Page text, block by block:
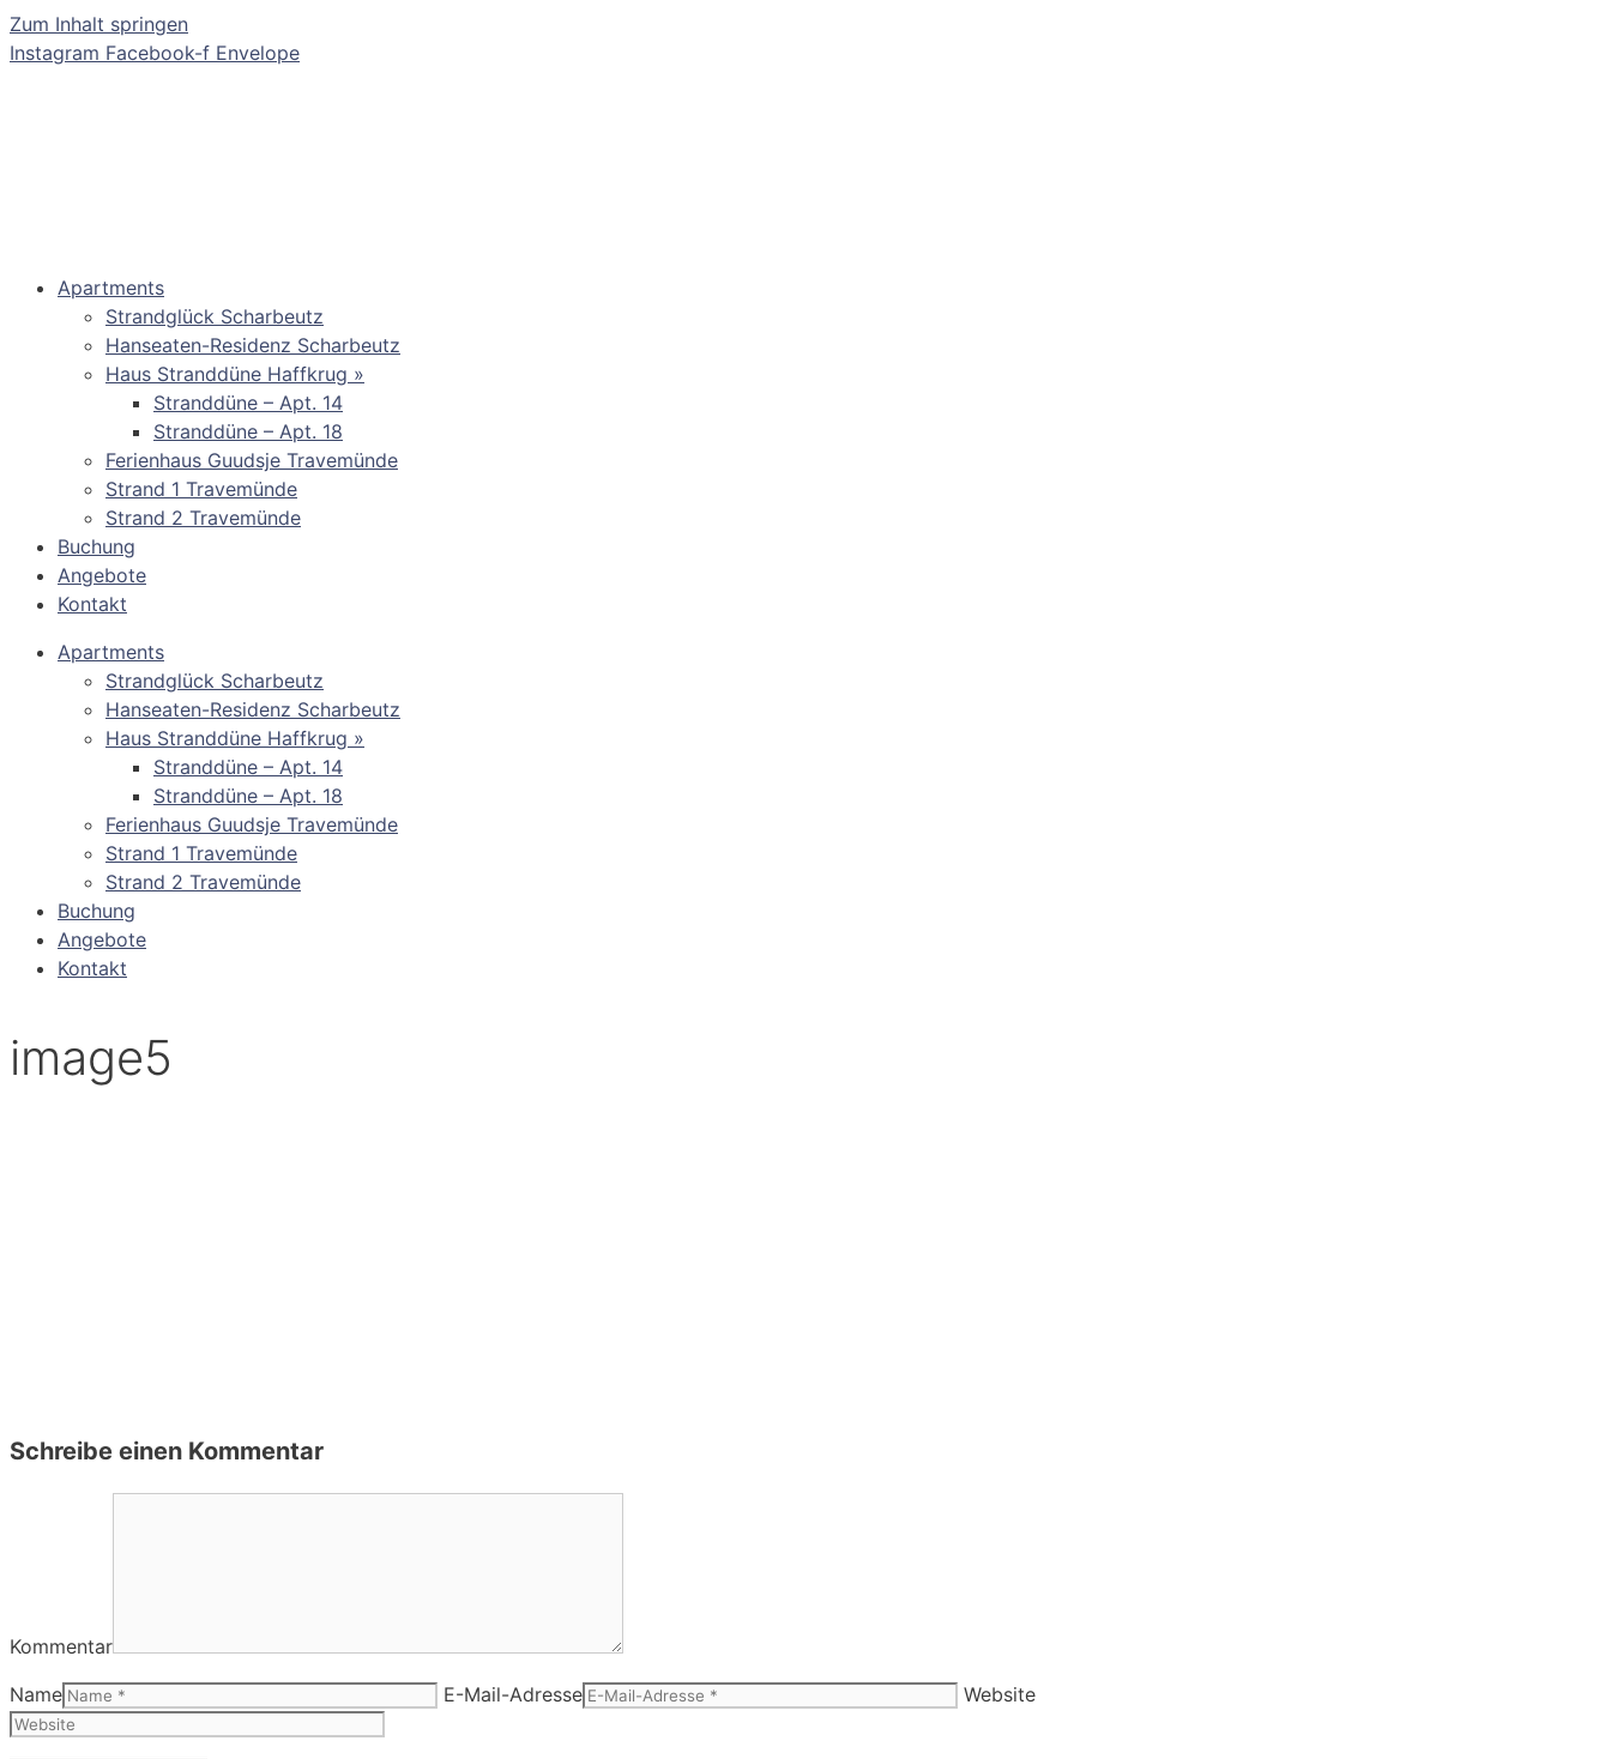
Zum Inhalt springen
Instagram Facebook-f Envelope
Apartments
Strandglück Scharbeutz
Hanseaten-Residenz Scharbeutz
Haus Stranddüne Haffkrug »
Stranddüne – Apt. 14
Stranddüne – Apt. 18
Ferienhaus Guudsje Travemünde
Strand 1 Travemünde
Strand 2 Travemünde
Buchung
Angebote
Kontakt
Apartments
Strandglück Scharbeutz
Hanseaten-Residenz Scharbeutz
Haus Stranddüne Haffkrug »
Stranddüne – Apt. 14
Stranddüne – Apt. 18
Ferienhaus Guudsje Travemünde
Strand 1 Travemünde
Strand 2 Travemünde
Buchung
Angebote
Kontakt
image5
Schreibe einen Kommentar
Kommentar
Name
E-Mail-Adresse Website